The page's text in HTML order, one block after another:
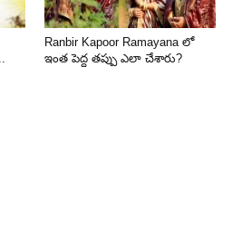
Ranbir Kapoor Ramayana లో
ఇంత పెద్ద తప్పు ఎలా చేశారు?